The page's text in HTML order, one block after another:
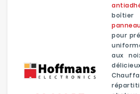
pour
aux